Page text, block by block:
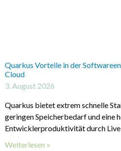
Quarkus Vorteile in der
Cloud
3. August 2026
Quarkus bietet extrem schnelle
geringen Speicherbedarf und eine
Entwicklerproduktivität durch
Weiterlesen »